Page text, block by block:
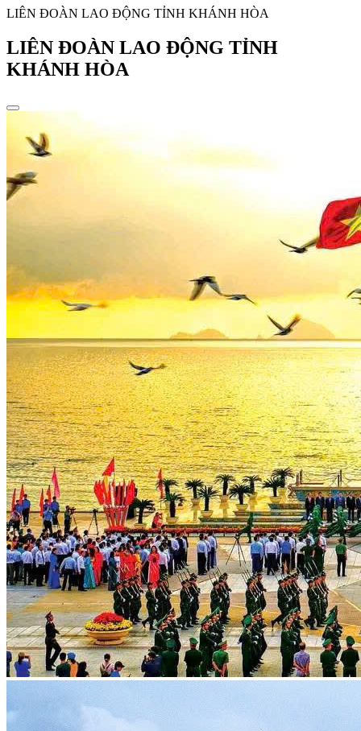
LIÊN ĐOÀN LAO ĐỘNG TỈNH KHÁNH HÒA
LIÊN ĐOÀN LAO ĐỘNG TỈNH
KHÁNH HÒA